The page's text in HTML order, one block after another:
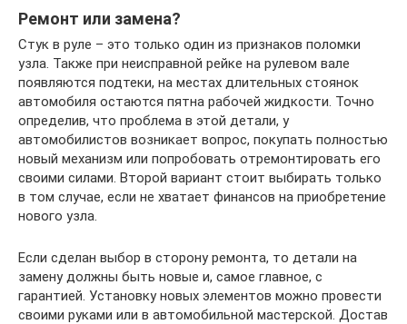
Ремонт или замена?
Стук в руле – это только один из признаков поломки
узла. Также при неисправной рейке на рулевом вале
появляются подтеки, на местах длительных стоянок
автомобиля остаются пятна рабочей жидкости. Точно
определив, что проблема в этой детали, у
автомобилистов возникает вопрос, покупать полностью
новый механизм или попробовать отремонтировать его
своими силами. Второй вариант стоит выбирать только
в том случае, если не хватает финансов на приобретение
нового узла.
Если сделан выбор в сторону ремонта, то детали на
замену должны быть новые и, самое главное, с
гарантией. Установку новых элементов можно провести
своими руками или в автомобильной мастерской. Достав